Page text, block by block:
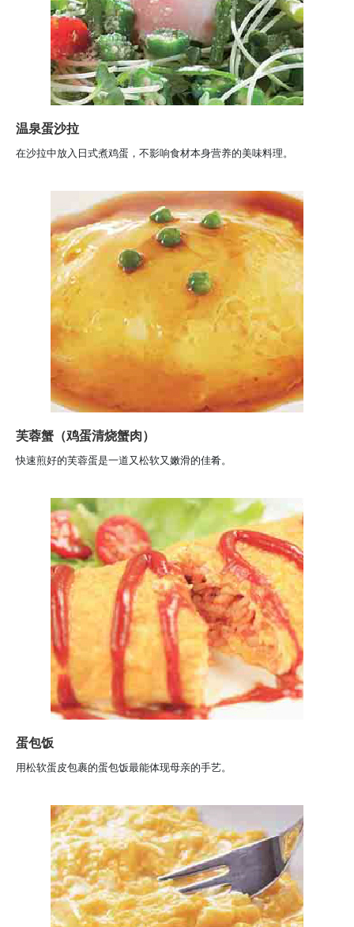
温泉蛋沙拉
在沙拉中放入日式煮鸡蛋，不影响食材本身营养的美味料理。
芙蓉蟹（鸡蛋清烧蟹肉）
快速煎好的芙蓉蛋是一道又松软又嫩滑的佳肴。
蛋包饭
用松软蛋皮包裹的蛋包饭最能体现母亲的手艺。